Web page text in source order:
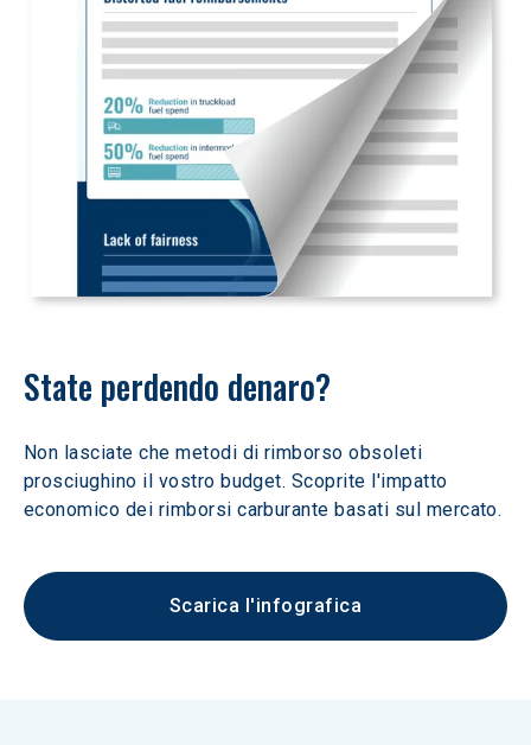
State perdendo denaro?
Non lasciate che metodi di rimborso obsoleti
prosciughino il vostro budget. Scoprite l'impatto
economico dei rimborsi carburante basati sul mercato.
Scarica l'infografica